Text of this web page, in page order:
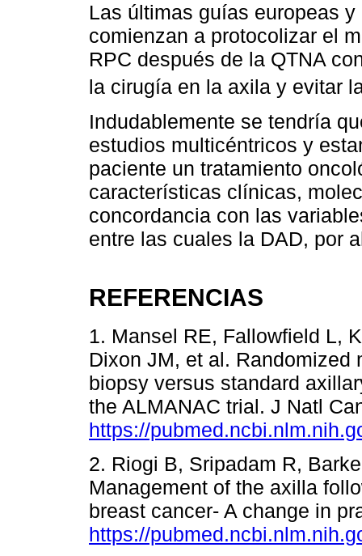
Las últimas guías europeas
comienzan a protocolizar el
RPC después de la QTNA
la cirugía en la axila y evitar
Indudablemente se tendría
estudios multicéntricos y
paciente un tratamiento
características clínicas,
concordancia con las
entre las cuales la DAD, por
REFERENCIAS
1. Mansel RE, Fallowfield L,
Dixon JM, et al. Randomized
biopsy versus standard
the ALMANAC trial. J Natl
https://
2. Riogi B, Sripadam R,
Management of the axilla
breast cancer- A change in
https://